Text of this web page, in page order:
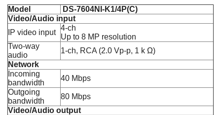
Model
DS-7604NI-K1/4P(C)
Video/Audio input
IP video input
4-ch
Up to 8 MP resolution
Two-way
audio
1-ch, RCA (2.0 Vp-p, 1 k Ω)
Network
Incoming
bandwidth
40 Mbps
Outgoing
bandwidth
80 Mbps
Video/Audio output